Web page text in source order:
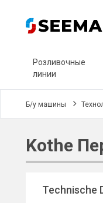
Розливочные
линии
Б/у машины
Kothe
Technische